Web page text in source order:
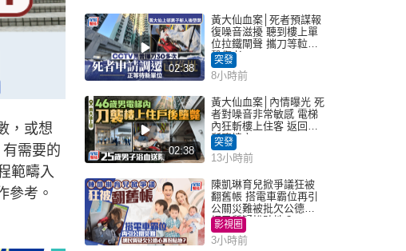
，或想
需要的
範疇入
參考。
02:38
黃大仙血案│死者預謀報
復噪音滋擾 聽到樓上單
位拉鐵閘聲 攜刀等𨋢伏
擊傷者
突發
8小時前
02:38
黃大仙血案│內情曝光 死
者對噪音非常敏感 電梯
內狂斬樓上住客 返回住
所墮樓亡
突發
13小時前
陳凱琳育兒掀爭議狂被
翻舊帳 搭電車霸位再引
公關災難被批欠公德心
網民質疑扮貼地？
影視圈
3小時前